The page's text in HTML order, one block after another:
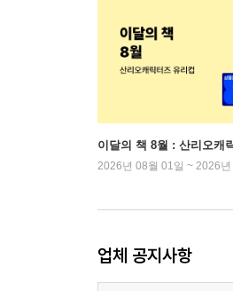
이달의 책 8월 : 산리오캐
2026년 08월 01일 ~ 2026년
업체 공지사항